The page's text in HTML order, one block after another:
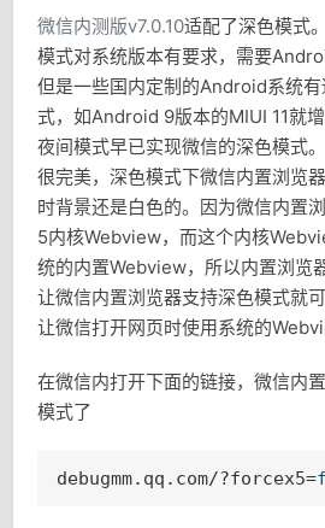
微信内测版v7.0.10适配了深色模式
模式对系统版本有要求，需要
但是一些国内定制的Android系统
式，如Android 9版本的MIUI 11就
夜间模式早已实现微信的深色模式
很完美，深色模式下微信内置浏览
时背景还是白色的。因为微信内置
5内核Webview，而这个内核
统的内置Webview，所以内置浏览
让微信内置浏览器支持深色模式就
让微信打开网页时使用系统的
在微信内打开下面的链接，微信内
模式了
debugmm.qq.com/?forcex5=